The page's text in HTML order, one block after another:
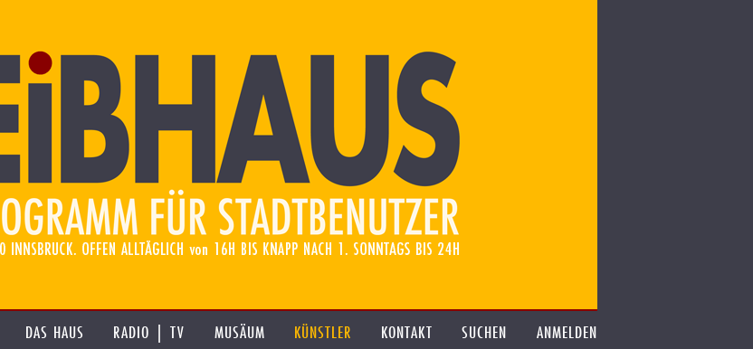
DAS HAUS RADIO | TV MUSÄUM KÜNSTLER KONTAKT SUCHEN ANMELDEN